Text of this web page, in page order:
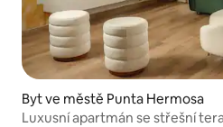
Byt ve městě Punta Hermosa
Luxusní apartmán se střešní